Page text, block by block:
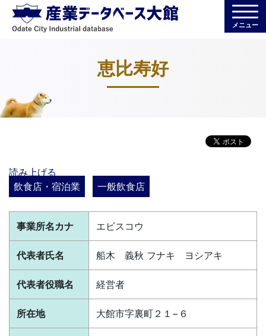
メニュー
恵比寿好
読み上げる
飲食店・宿泊業
一般飲食店
事業所名カナ エビスコウ
代表者氏名 船木 義秋 フナキ ヨシアキ
代表者役職名 経営者
所在地 大館市字裏町２１−６